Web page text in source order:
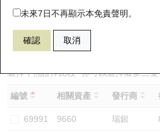
未來7日不再顯示本免責聲明。
確認 取消
59556 瑞銀熊證 9660
選擇牛熊證作比較 *你可以選擇最多三隻
編號 相關資產 發行商
69991 9660 瑞銀
即將到期認股證
認股證到期結算價查詢
認股證分析儀
認股證速算機
牛熊證街貨分佈圖
正股牛熊證列表
新發行瑞銀牛熊證
已收回牛熊證剩餘價值
十天股證佔大市成交
資金流
街貨統計
三十大平均引伸波幅
恒指成份股
國指成份股
科指成份股
相關資產沽空
講座及教育短片
認股證投資者教育
牛熊證投資者教育
認股證牛熊證常問問題